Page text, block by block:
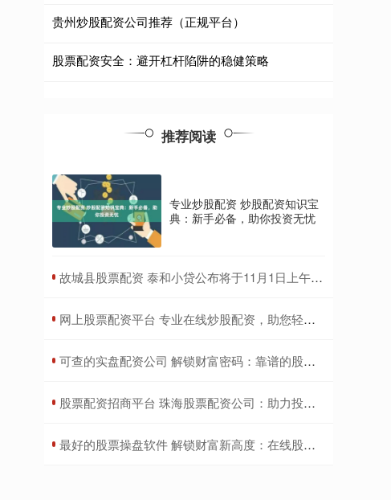
贵州炒股配资公司推荐（正规平台）
股票配资安全：避开杠杆陷阱的稳健策略
推荐阅读
专业炒股配资 炒股配资知识宝
典：新手必备，助你投资无忧
​故城县股票配资 泰和小贷公布将于11月1日上午起复牌
​网上股票配资平台 专业在线炒股配资，助您轻松掘金股海
​可查的实盘配资公司 解锁财富密码：靠谱的股票配资网站推荐
​股票配资招商平台 珠海股票配资公司：助力投资，创造财富
​最好的股票操盘软件 解锁财富新高度：在线股票配资平台，助你投资致富